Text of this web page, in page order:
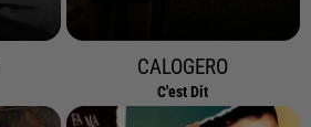
CALOGERO
C'est Dit